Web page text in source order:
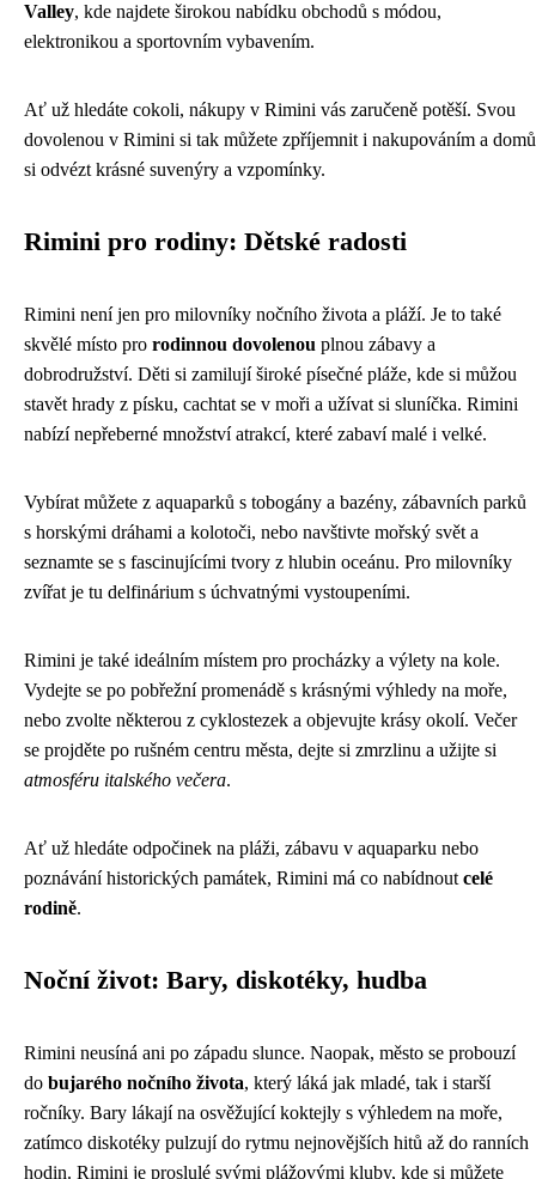
Valley, kde najdete širokou nabídku obchodů s módou,
elektronikou a sportovním vybavením.
Ať už hledáte cokoli, nákupy v Rimini vás zaručeně potěší. Svou
dovolenou v Rimini si tak můžete zpříjemnit i nakupováním a domů
si odvézt krásné suvenýry a vzpomínky.
Rimini pro rodiny: Dětské radosti
Rimini není jen pro milovníky nočního života a pláží. Je to také
skvělé místo pro rodinnou dovolenou plnou zábavy a
dobrodružství. Děti si zamilují široké písečné pláže, kde si můžou
stavět hrady z písku, cachtat se v moři a užívat si sluníčka. Rimini
nabízí nepřeberné množství atrakcí, které zabaví malé i velké.
Vybírat můžete z aquaparků s tobogány a bazény, zábavních parků
s horskými dráhami a kolotoči, nebo navštivte mořský svět a
seznamte se s fascinujícími tvory z hlubin oceánu. Pro milovníky
zvířat je tu delfinárium s úchvatnými vystoupeními.
Rimini je také ideálním místem pro procházky a výlety na kole.
Vydejte se po pobřežní promenádě s krásnými výhledy na moře,
nebo zvolte některou z cyklostezek a objevujte krásy okolí. Večer
se projděte po rušném centru města, dejte si zmrzlinu a užijte si
atmosféru italského večera.
Ať už hledáte odpočinek na pláži, zábavu v aquaparku nebo
poznávání historických památek, Rimini má co nabídnout celé
rodině.
Noční život: Bary, diskotéky, hudba
Rimini neusíná ani po západu slunce. Naopak, město se probouzí
do bujarého nočního života, který láká jak mladé, tak i starší
ročníky. Bary lákají na osvěžující koktejly s výhledem na moře,
zatímco diskotéky pulzují do rytmu nejnovějších hitů až do ranních
hodin. Rimini je proslulé svými plážovými kluby, kde si můžete